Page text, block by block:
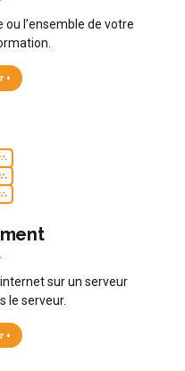
l’ensemble de votre
+
sur un serveur
le serveur.
+